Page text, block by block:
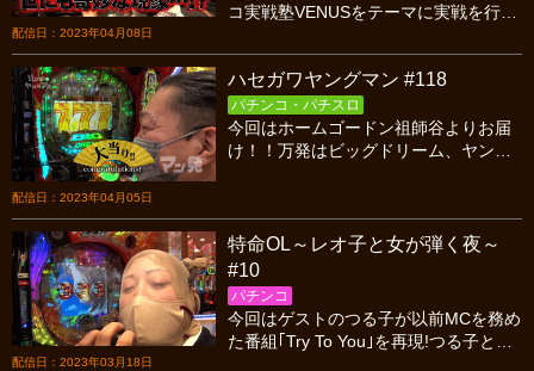
配信日：2023年04月08日
コ実戦塾VENUSをテーマに実戦を行う
シイ・・・!?
配信日：2023年04月05日
ハセガワヤングマン #118
パチンコ・パチスロ
今回はホームゴードン祖師谷よりお届
け！！万発はビッグドリーム、ヤング
球な質問が！！！
配信日：2023年03月18日
特命OL～レオ子と女が弾く夜～
#10
パチンコ
今回はゲストのつる子が以前MCを務め
た番組｢Try To You｣を再現!つる子と岡